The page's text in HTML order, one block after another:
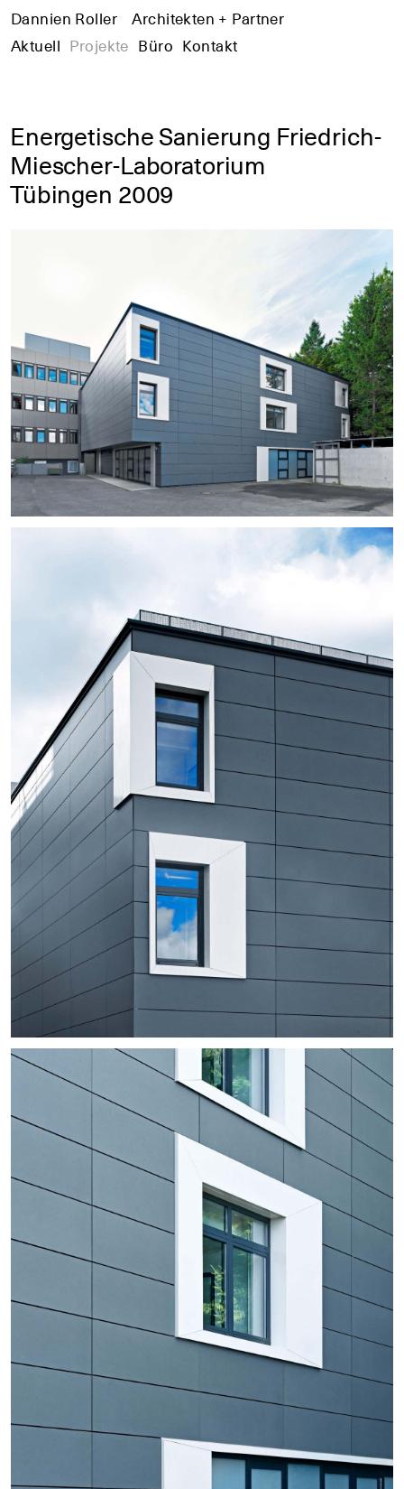
Dannien Roller
Architekten + Partner
Aktuell Projekte Büro Kontakt
Energetische Sanierung Friedrich-
Miescher-Laboratorium
Tübingen 2009
+ +